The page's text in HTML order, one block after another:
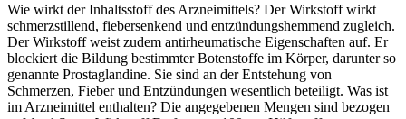
Wie wirkt der Inhaltsstoff des Arzneimittels? Der Wirkstoff wirkt
schmerzstillend, fiebersenkend und entzündungshemmend zugleich.
Der Wirkstoff weist zudem antirheumatische Eigenschaften auf. Er
blockiert die Bildung bestimmter Botenstoffe im Körper, darunter so
genannte Prostaglandine. Sie sind an der Entstehung von
Schmerzen, Fieber und Entzündungen wesentlich beteiligt. Was ist
im Arzneimittel enthalten? Die angegebenen Mengen sind bezogen